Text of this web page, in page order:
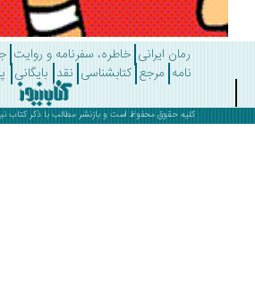
رمان ایرانی خاطره، سفرنامه و روایت جامعه
مرجع کتابشناسی نقد بایگانی پیگیری
کلیه حقوق محفوظ است و بازنشر مطالب با ذکرکتاب نیوزو درج